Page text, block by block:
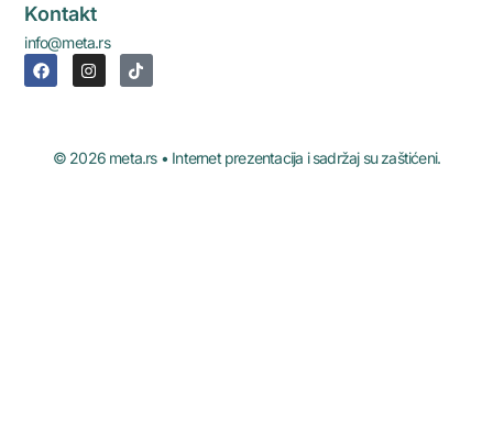
Kontakt
info@meta.rs
© 2026 meta.rs • Internet prezentacija i sadržaj su zaštićeni.